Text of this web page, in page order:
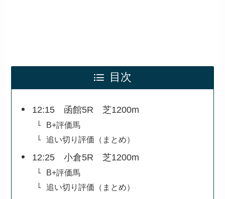
目次
12:15 函館5R 芝1200m
B+評価馬
追い切り評価（まとめ）
12:25 小倉5R 芝1200m
B+評価馬
追い切り評価（まとめ）